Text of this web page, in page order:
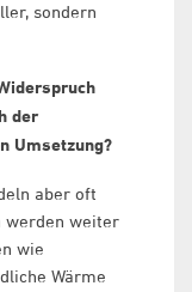
sondern
der
Umsetzung?
aber oft
werden weiter
wie
Wärme